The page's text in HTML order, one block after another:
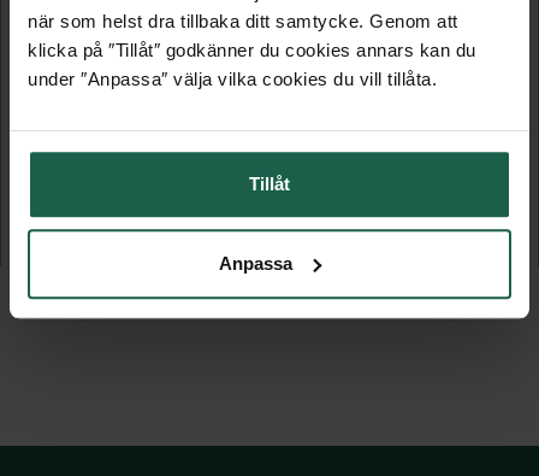
när som helst dra tillbaka ditt samtycke. Genom att
klicka på ″Tillåt″ godkänner du cookies annars kan du
under ″Anpassa″ välja vilka cookies du vill tillåta.
Tillåt
Anpassa
DIAMANT 201 DIAMANT 401